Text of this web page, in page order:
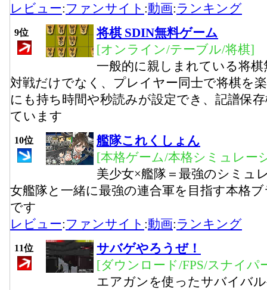
レビュー:ファンサイト :動画:ランキング
9位
将棋 SDIN無料ゲーム
[オンライン/テーブル/将棋]
一般的に親しまれている将
対戦だけでなく、プレイヤー同士で将棋を
にも持ち時間や秒読みが設定でき、記譜保
ています
10位
艦隊これくしょん
[本格ゲーム/本格シミュレー
美少女×艦隊＝最強のシミュ
女艦隊と一緒に最強の連合軍を目指す本格
です
レビュー:ファンサイト :動画:ランキング
11位
サバゲやろうぜ！
[ダウンロード/FPS/スナイパ
エアガンを使ったサバイバ